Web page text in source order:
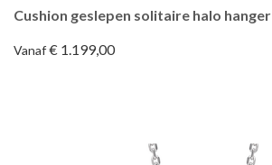
Cushion geslepen solitaire halo hanger
Vanaf€ 1.199,00